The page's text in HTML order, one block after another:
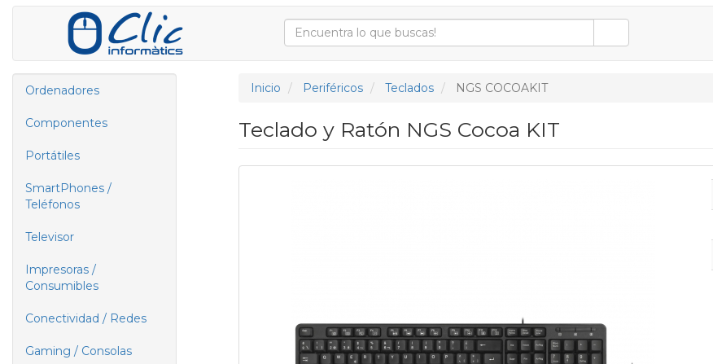
Ordenadores
Componentes
Portátiles
SmartPhones /
Teléfonos
Televisor
Impresoras /
Consumibles
Conectividad / Redes
Gaming / Consolas
Inicio Periféricos Teclados NGS COCOAKIT
Teclado y Ratón NGS Cocoa KIT